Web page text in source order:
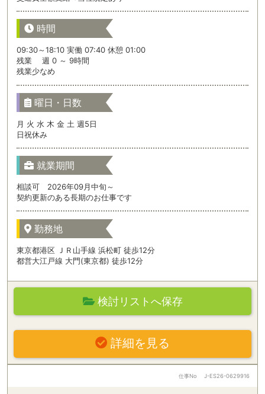
時間
09:30～18:10 実働 07:40 休憩 01:00
残業 週 0 ～ 9時間
残業少なめ
曜日・日数
月 火 水 木 金 土 週5日
日祝休み
就業期間
相談可 2026年09月中旬～
契約更新のある長期のお仕事です
勤務地
東京都港区 ＪＲ山手線 浜松町 徒歩12分
都営大江戸線 大門(東京都) 徒歩12分
検討リストへ保存
詳細を見る
仕事No J-ES26-0629916